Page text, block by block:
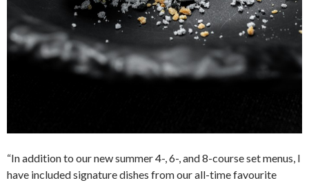
“In addition to our new summer 4-, 6-, and 8-course set menus, I
have included signature dishes from our all-time favourite